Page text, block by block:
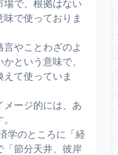
場で、根拠はない
で使っておりま
やことわざのよ
という意味で、
て使っていま
メージ的には、あ
学のところに「経
「節分天井、彼岸